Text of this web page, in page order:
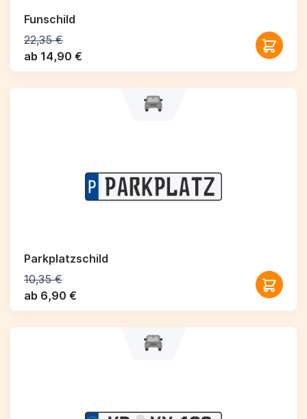
Funschild
22,35 €
ab 14,90 €
Parkplatzschild
10,35 €
ab 6,90 €